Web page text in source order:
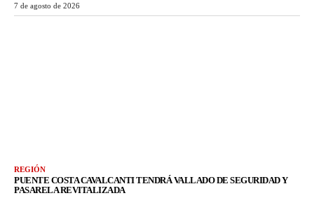
7 de agosto de 2026
REGIÓN
PUENTE COSTA CAVALCANTI TENDRÁ VALLADO DE SEGURIDAD Y
PASARELA REVITALIZADA